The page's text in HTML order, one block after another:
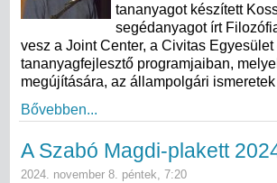
tananyagot készített
segédanyagot írt
vesz a Joint Center, a Civitas
tananyagfejlesztő programjaiban,
megújítására, az állampolgári
Bővebben...
A Szabó Magdi-plakett
2024. november 8. péntek, 7:20